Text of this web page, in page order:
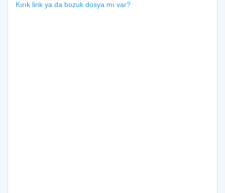
Kırık link ya da bozuk dosya mı var?